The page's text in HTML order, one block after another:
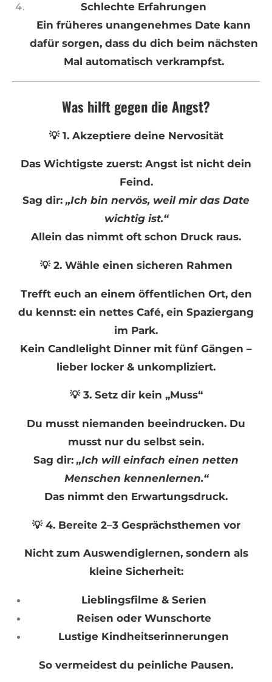
Schlechte Erfahrungen
Ein früheres unangenehmes Date kann
dafür sorgen, dass du dich beim nächsten
Mal automatisch verkrampfst.
Was hilft gegen die Angst?
💡 1. Akzeptiere deine Nervosität
Das Wichtigste zuerst: Angst ist nicht dein
Feind.
Sag dir: „Ich bin nervös, weil mir das Date
wichtig ist.“
Allein das nimmt oft schon Druck raus.
💡 2. Wähle einen sicheren Rahmen
Trefft euch an einem öffentlichen Ort, den
du kennst: ein nettes Café, ein Spaziergang
im Park.
Kein Candlelight Dinner mit fünf Gängen –
lieber locker & unkompliziert.
💡 3. Setz dir kein „Muss“
Du musst niemanden beeindrucken. Du
musst nur du selbst sein.
Sag dir: „Ich will einfach einen netten
Menschen kennenlernen.“
Das nimmt den Erwartungsdruck.
💡 4. Bereite 2–3 Gesprächsthemen vor
Nicht zum Auswendiglernen, sondern als
kleine Sicherheit:
Lieblingsfilme & Serien
Reisen oder Wunschorte
Lustige Kindheitserinnerungen
So vermeidest du peinliche Pausen.